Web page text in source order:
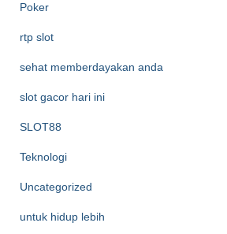
Poker
rtp slot
sehat memberdayakan anda
slot gacor hari ini
SLOT88
Teknologi
Uncategorized
untuk hidup lebih